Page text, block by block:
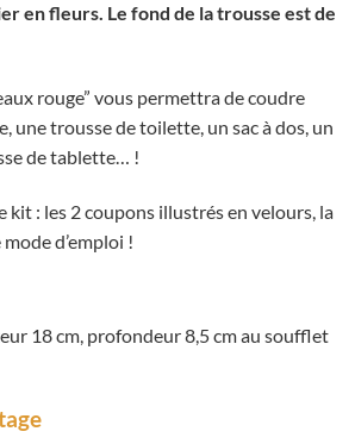
en fleurs. Le fond de la trousse est de
rouge” vous permettra de coudre
une trousse de toilette, un sac à dos, un
de tablette… !
kit : les 2 coupons illustrés en velours, la
d’emploi !
18 cm, profondeur 8,5 cm au soufflet